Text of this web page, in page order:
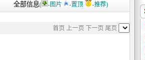
全部信息( -图片 -置顶
-推荐)
首页 上一页 下一页 尾页